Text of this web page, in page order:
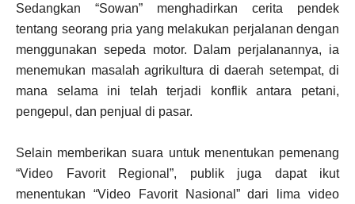
Sedangkan “Sowan” menghadirkan cerita pendek
tentang seorang pria yang melakukan perjalanan dengan
menggunakan sepeda motor. Dalam perjalanannya, ia
menemukan masalah agrikultura di daerah setempat, di
mana selama ini telah terjadi konflik antara petani,
pengepul, dan penjual di pasar.
Selain memberikan suara untuk menentukan pemenang
“Video Favorit Regional”, publik juga dapat ikut
menentukan “Video Favorit Nasional” dari lima video